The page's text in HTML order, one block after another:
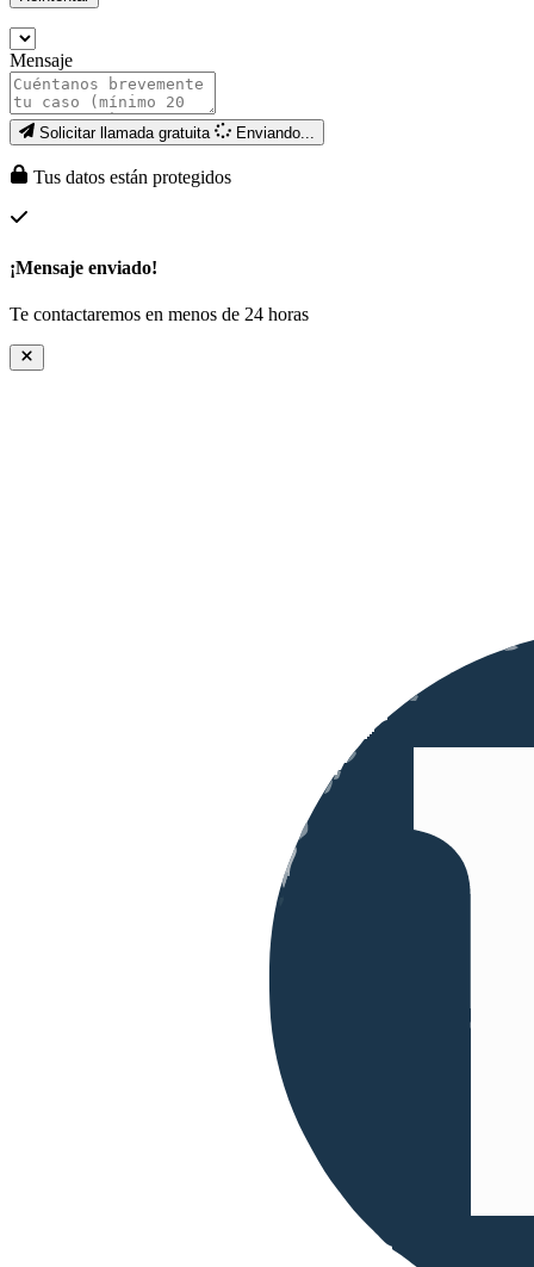
Mensaje
Solicitar llamada gratuita Enviando...
Tus datos están protegidos
¡Mensaje enviado!
Te contactaremos en menos de 24 horas